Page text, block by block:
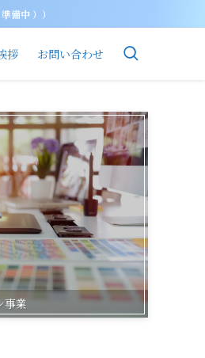
らをクリック！！
拶 お問い合わせ
事業